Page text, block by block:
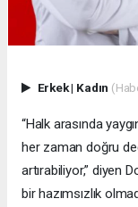
Erkek| Kadın
“Halk arasında
her zaman doğru
artırabiliyor,” diyen
bir hazımsızlık